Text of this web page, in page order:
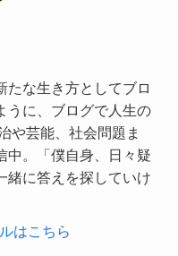
たな生き方としてブロ
うに、ブログで人生の
や芸能、社会問題ま
中。「僕自身、日々疑
緒に答えを探していけ
はこちら